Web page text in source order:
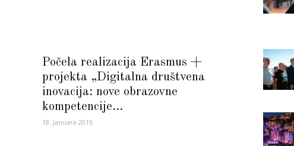
Počela realizacija Erasmus +
projekta „Digitalna društvena
inovacija: nove obrazovne
kompetencije...
18. Januara 2019.